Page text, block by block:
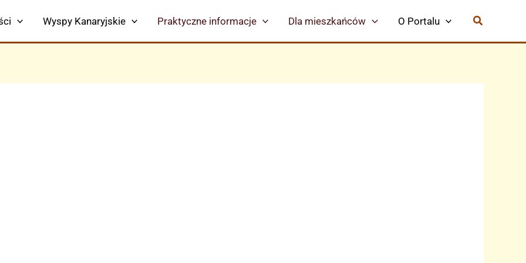
Wyspy Kanaryjskie Praktyczne informacje Dla mieszkańców O Portalu